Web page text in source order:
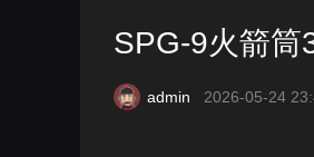
SPG-9火箭筒
admin 2026-05-24